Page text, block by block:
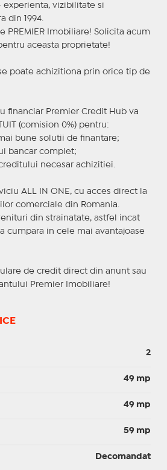
experienta, vizibilitate si
din 1994.
PREMIER Imobiliare! Solicita acum
aceasta proprietate!
poate achizitiona prin orice tip de
financiar Premier Credit Hub va
(comision 0%) pentru:
bune solutii de finantare;
bancar complet;
necesar achizitiei.
ALL IN ONE, cu acces direct la
comerciale din Romania.
din strainatate, astfel incat
cumpara in cele mai avantajoase
de credit direct din anunt sau
Premier Imobiliare!
2
49 mp
49 mp
59 mp
Decomandat